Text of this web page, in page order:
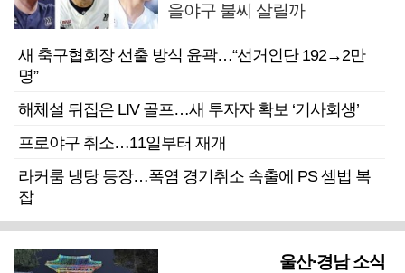
을야구 불씨 살릴까
새 축구협회장 선출 방식 윤곽…“선거인단 192→2만
명”
해체설 뒤집은 LIV 골프…새 투자자 확보 ‘기사회생’
프로야구 취소…11일부터 재개
라커룸 냉탕 등장…폭염 경기취소 속출에 PS 셈법 복
잡
울산·경남 소식